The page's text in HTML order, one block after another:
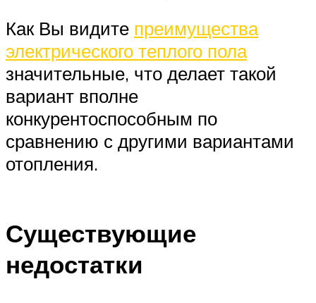
Как Вы видите преимущества
электрического теплого пола
значительные, что делает такой
вариант вполне
конкурентоспособным по
сравнению с другими вариантами
отопления.
Существующие
недостатки